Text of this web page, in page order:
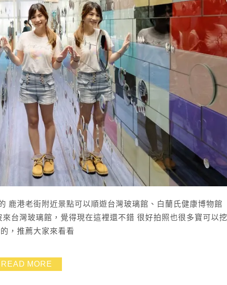
鹿港老街附近景點可以順遊台灣玻璃館、白蘭氏健康博物館
台灣玻璃館，覺得現在這裡還不錯 很好拍照也很多寶可以
，推薦大家來看看
READ MORE